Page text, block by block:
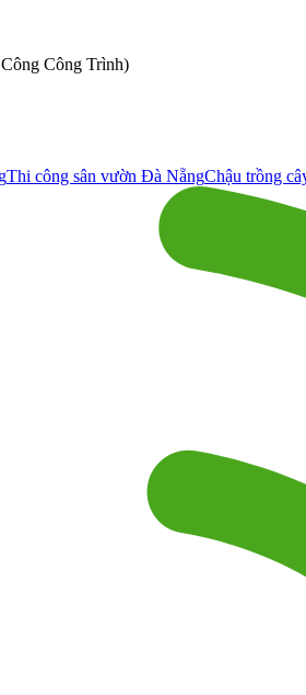
Công Trình)
Thi công sân vườn Đà NẵngChậu trồng